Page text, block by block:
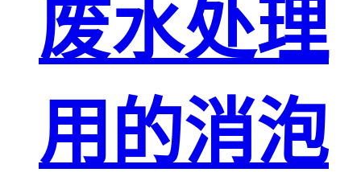
废水处理
用的消泡